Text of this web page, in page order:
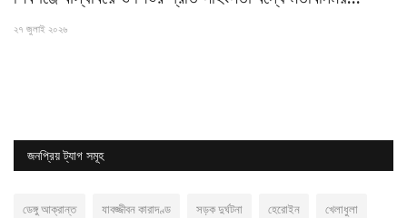
২৭ জুলাই ২০২৬
জনপ্রিয় ট্যাগ সমূহ
ডেঙ্গু আক্রান্ত যাবজ্জীবন কারাদণ্ড সড়ক দুর্ঘটনা হেরোইন খেলাধুলা